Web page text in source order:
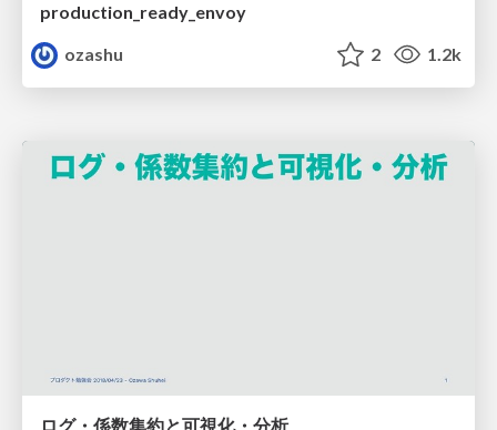
production_ready_envoy
ozashu
2 1.2k
ログ・係数集約と可視化・分析